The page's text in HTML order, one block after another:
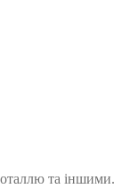
та іншими.